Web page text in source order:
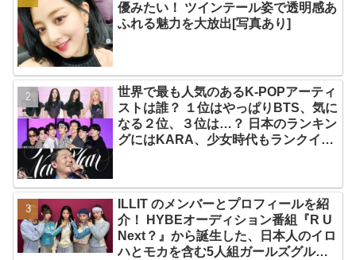
優みたい！ ツインテール姿で透明感あ
ふれる魅力を大放出[写真あり]
世界で最も人気のあるK-POPアーティ
ストは誰？ １位はやっぱりBTS、気に
なる２位、３位は…？ 日本のランキン
グにはKARA、少女時代もランクイ
ILLIT のメンバーとプロフィールを紹
介！ HYBEオーディション番組『R U
Next？』から誕生した、日本人のイロ
ハとモカを含む5人組ガールズグルー